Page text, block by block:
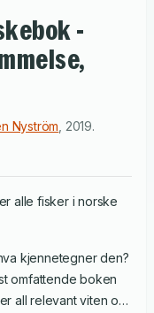
-
Nyström 2019.
alle fisker i norske
kjennetegner den?
omfattende boken
all relevant viten om